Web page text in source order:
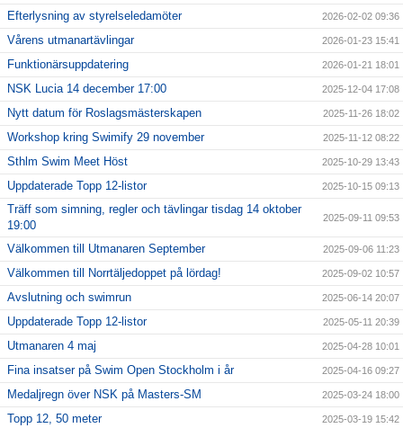
Efterlysning av styrelseledamöter 2026-02-02 09:36
Vårens utmanartävlingar 2026-01-23 15:41
Funktionärsuppdatering 2026-01-21 18:01
NSK Lucia 14 december 17:00 2025-12-04 17:08
Nytt datum för Roslagsmästerskapen 2025-11-26 18:02
Workshop kring Swimify 29 november 2025-11-12 08:22
Sthlm Swim Meet Höst 2025-10-29 13:43
Uppdaterade Topp 12-listor 2025-10-15 09:13
Träff som simning, regler och tävlingar tisdag 14 oktober
19:00
2025-09-11 09:53
Välkommen till Utmanaren September 2025-09-06 11:23
Välkommen till Norrtäljedoppet på lördag! 2025-09-02 10:57
Avslutning och swimrun 2025-06-14 20:07
Uppdaterade Topp 12-listor 2025-05-11 20:39
Utmanaren 4 maj 2025-04-28 10:01
Fina insatser på Swim Open Stockholm i år 2025-04-16 09:27
Medaljregn över NSK på Masters-SM 2025-03-24 18:00
Topp 12, 50 meter 2025-03-19 15:42